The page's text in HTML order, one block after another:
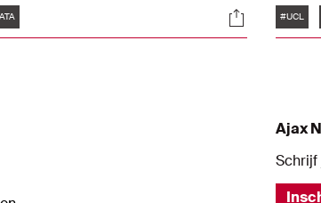
kan je op je gemakt teruglezen.Socialsmaar
#UCL
Ajax
Schrijf